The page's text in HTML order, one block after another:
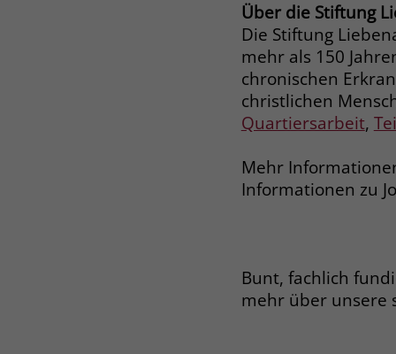
Über die Stiftung
Die Stiftung
mehr als 150
chronischen
christlichen
Quartiersarbeit,
Mehr
Informationen zu
Bunt, fachlich
mehr über unsere